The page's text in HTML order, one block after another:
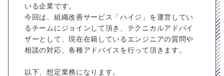
いる企業です。
今回は、組織改善サービス「ハイジ」を運営してい
るチームにジョインして頂き、テクニカルアドバイ
ザーとして、現在在籍しているエンジニアの質問や
相談の対応、各種アドバイスを行って頂きます。
以下、想定業務になります。